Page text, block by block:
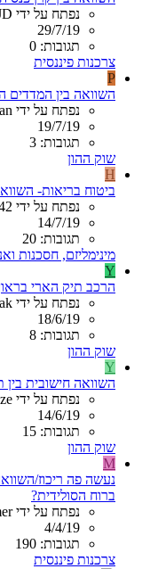
נפתח על ידי OJD
29/7/19
תגובות: 0
צרכנות פיננסית
P
השוואה בין המדדים
נפתח על ידי putskan
19/7/19
תגובות: 3
שוק ההון
H
ביטוח בריאות-
נפתח על ידי Haim942
14/7/19
תגובות: 20
מינימליזם, חסכנות
Y
הרכב תיק הארי
נפתח על ידי Yizhak
18/6/19
תגובות: 8
שוק ההון
Y
השוואה חישובית
נפתח על ידי Yukikaze
14/6/19
תגובות: 15
שוק ההון
M
נעשה פה ריכוז/
ברוח הסולידית?
נפתח על ידי MarketTimer
4/4/19
תגובות: 190
צרכנות פיננסית